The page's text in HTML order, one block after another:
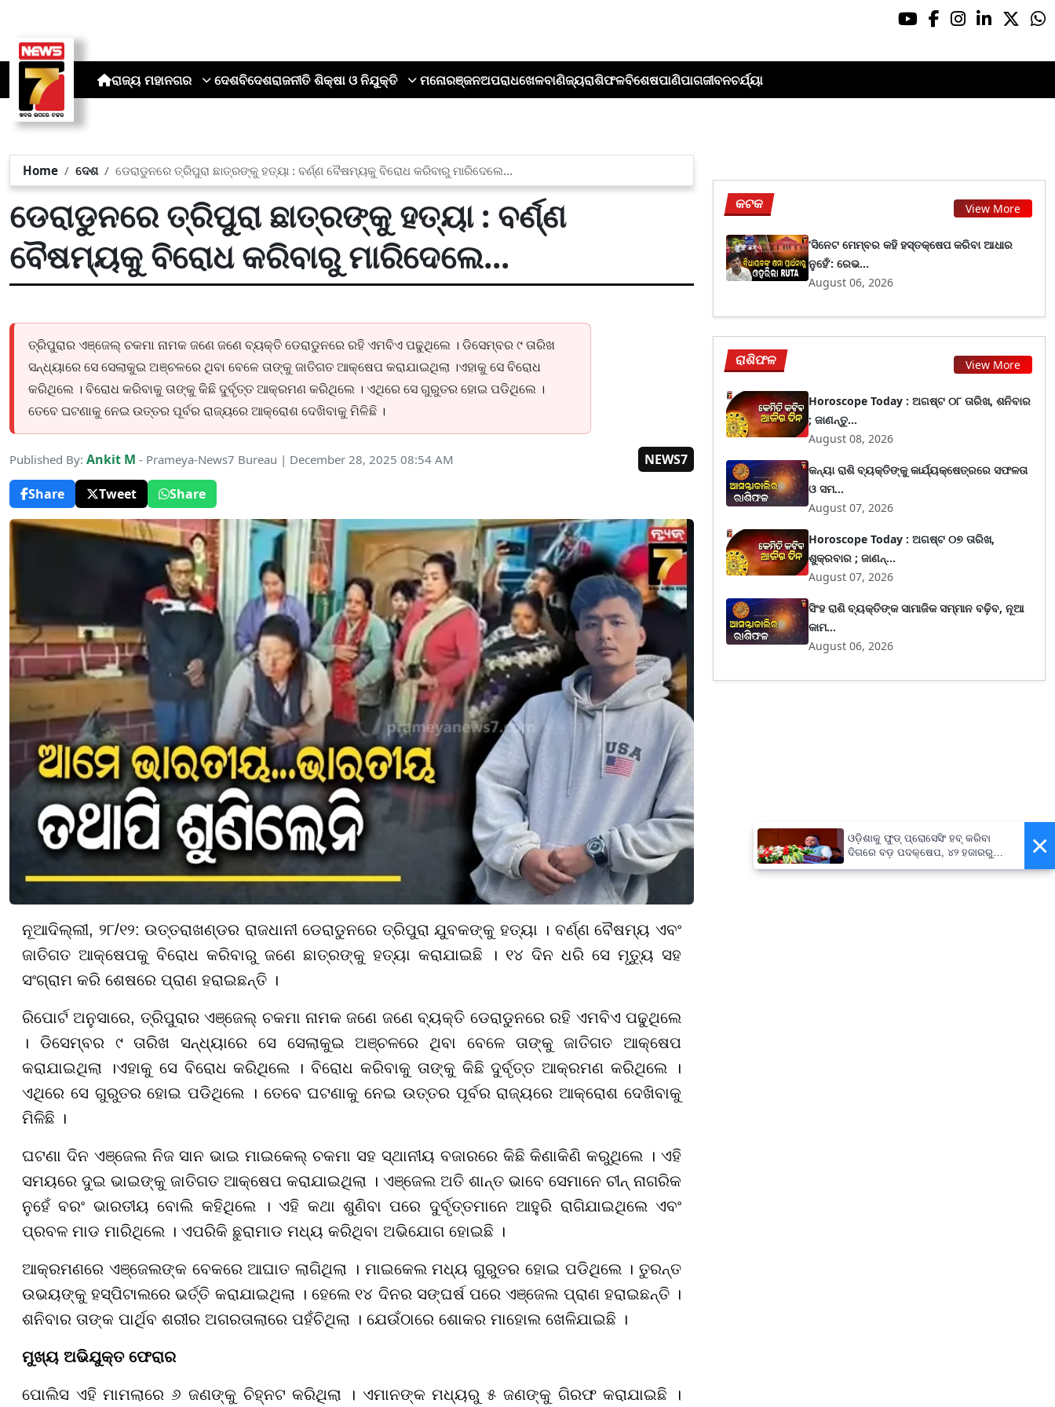
ରାଜ୍ୟ ମହାନଗର ଦେଶବିଦେଶରାଜନୀତି ଶିକ୍ଷା ଓ ନିଯୁକ୍ତି ମନୋରଞ୍ଜନଅପରାଧଖେଳବାଣିଜ୍ୟରାଶିଫଳବିଶେଷପାଣିପାଗଜୀବନଚର୍ଯ୍ୟା
Home ଦେଶ ଡେରାଡୁନରେ ତ୍ରିପୁରା ଛାତ୍ରଙ୍କୁ ହତ୍ୟା : ବର୍ଣ୍ଣ ବୈଷମ୍ୟକୁ ବିରୋଧ କରିବାରୁ ମାରିଦେଲେ...
ଡେରାଡୁନରେ ତ୍ରିପୁରା ଛାତ୍ରଙ୍କୁ ହତ୍ୟା : ବର୍ଣ୍ଣ
ବୈଷମ୍ୟକୁ ବିରୋଧ କରିବାରୁ ମାରିଦେଲେ...
ତ୍ରିପୁରାର ଏଞ୍ଜେଲ୍ ଚକମା ନାମକ ଜଣେ ଜଣେ ବ୍ୟକ୍ତି ଡେରାଡୁନରେ ରହି ଏମବିଏ ପଢୁଥିଲେ । ଡିସେମ୍ବର ୯ ତାରିଖ
ସନ୍ଧ୍ୟାରେ ସେ ସେଲାକୁଇ ଅଞ୍ଚଳରେ ଥିବା ବେଳେ ତାଙ୍କୁ ଜାତିଗତ ଆକ୍ଷେପ କରାଯାଇଥିଲା ।ଏହାକୁ ସେ ବିରୋଧ
କରିଥିଲେ । ବିରୋଧ କରିବାକୁ ତାଙ୍କୁ କିଛି ଦୁର୍ବୃତ୍ତ ଆକ୍ରମଣ କରିଥିଲେ । ଏଥିରେ ସେ ଗୁରୁତର ହୋଇ ପଡିଥିଲେ ।
ତେବେ ଘଟଣାକୁ ନେଇ ଉତ୍ତର ପୂର୍ବର ରାଜ୍ୟରେ ଆକ୍ରୋଶ ଦେଖିବାକୁ ମିଳିଛି ।
Published By: Ankit M - Prameya-News7 Bureau | December 28, 2025 08:54 AM
NEWS7
Share
Tweet Share
ନୂଆଦିଲ୍ଲୀ, ୨୮/୧୨: ଉତ୍ତରାଖଣ୍ଡର ରାଜଧାନୀ ଡେରାଡୁନରେ ତ୍ରିପୁରା ଯୁବକଙ୍କୁ ହତ୍ୟା । ବର୍ଣ୍ଣ ବୈଷମ୍ୟ ଏବଂ
ଜାତିଗତ ଆକ୍ଷେପକୁ ବିରୋଧ କରିବାରୁ ଜଣେ ଛାତ୍ରଙ୍କୁ ହତ୍ୟା କରାଯାଇଛି । ୧୪ ଦିନ ଧରି ସେ ମୃତ୍ୟୁ ସହ
ସଂଗ୍ରାମ କରି ଶେଷରେ ପ୍ରାଣ ହରାଇଛନ୍ତି ।
ରିପୋର୍ଟ ଅନୁସାରେ, ତ୍ରିପୁରାର ଏଞ୍ଜେଲ୍ ଚକମା ନାମକ ଜଣେ ଜଣେ ବ୍ୟକ୍ତି ଡେରାଡୁନରେ ରହି ଏମବିଏ ପଢୁଥିଲେ
। ଡିସେମ୍ବର ୯ ତାରିଖ ସନ୍ଧ୍ୟାରେ ସେ ସେଲାକୁଇ ଅଞ୍ଚଳରେ ଥିବା ବେଳେ ତାଙ୍କୁ ଜାତିଗତ ଆକ୍ଷେପ
କରାଯାଇଥିଲା ।ଏହାକୁ ସେ ବିରୋଧ କରିଥିଲେ । ବିରୋଧ କରିବାକୁ ତାଙ୍କୁ କିଛି ଦୁର୍ବୃତ୍ତ ଆକ୍ରମଣ କରିଥିଲେ ।
ଏଥିରେ ସେ ଗୁରୁତର ହୋଇ ପଡିଥିଲେ । ତେବେ ଘଟଣାକୁ ନେଇ ଉତ୍ତର ପୂର୍ବର ରାଜ୍ୟରେ ଆକ୍ରୋଶ ଦେଖିବାକୁ
ମିଳିଛି ।
ଘଟଣା ଦିନ ଏଞ୍ଜେଲ ନିଜ ସାନ ଭାଇ ମାଇକେଲ୍ ଚକମା ସହ ସ୍ଥାନୀୟ ବଜାରରେ କିଛି କିଣାକିଣି କରୁଥିଲେ । ଏହି
ସମୟରେ ଦୁଇ ଭାଇଙ୍କୁ ଜାତିଗତ ଆକ୍ଷେପ କରାଯାଇଥିଲା । ଏଞ୍ଜେଲ ଅତି ଶାନ୍ତ ଭାବେ ସେମାନେ ଚୀନ୍ ନାଗରିକ
ନୁହେଁ ବରଂ ଭାରତୀୟ ବୋଲି କହିଥିଲେ । ଏହି କଥା ଶୁଣିବା ପରେ ଦୁର୍ବୃତ୍ତମାନେ ଆହୁରି ରାଗିଯାଇଥିଲେ ଏବଂ
ପ୍ରବଳ ମାଡ ମାରିଥିଲେ । ଏପରିକି ଛୁରାମାଡ ମଧ୍ୟ କରିଥିବା ଅଭିଯୋଗ ହୋଇଛି ।
ଆକ୍ରମଣରେ ଏଞ୍ଜେଲଙ୍କ ବେକରେ ଆଘାତ ଲାଗିଥିଲା । ମାଇକେଲ ମଧ୍ୟ ଗୁରୁତର ହୋଇ ପଡିଥିଲେ । ତୁରନ୍ତ
ଉଭୟଙ୍କୁ ହସ୍ପିଟାଲରେ ଭର୍ତ୍ତି କରାଯାଇଥିଲା । ହେଲେ ୧୪ ଦିନର ସଙ୍ଘର୍ଷ ପରେ ଏଞ୍ଜେଲ ପ୍ରାଣ ହରାଇଛନ୍ତି ।
ଶନିବାର ତାଙ୍କ ପାର୍ଥିବ ଶରୀର ଅଗରତାଲାରେ ପହଁଚିଥିଲା । ଯେଉଁଠାରେ ଶୋକର ମାହୋଲ ଖେଳିଯାଇଛି ।
ମୁଖ୍ୟ ଅଭିଯୁକ୍ତ ଫେରାର
ପୋଲିସ ଏହି ମାମଲାରେ ୬ ଜଣଙ୍କୁ ଚିହ୍ନଟ କରିଥିଲା । ଏମାନଙ୍କ ମଧ୍ୟରୁ ୫ ଜଣଙ୍କୁ ଗିରଫ କରାଯାଇଛି ।
କଟକ View More
‘ସିନେଟ ମେମ୍ବର କହି ହସ୍ତକ୍ଷେପ କରିବା ଆଧାର
ନୁହେଁ’: ରେଭ...
August 06, 2026
ରାଶିଫଳ View More
Horoscope Today : ଅଗଷ୍ଟ ୦୮ ତାରିଖ, ଶନିବାର
; ଜାଣନ୍ତୁ...
August 08, 2026
କନ୍ୟା ରାଶି ବ୍ୟକ୍ତିଙ୍କୁ କାର୍ଯ୍ୟକ୍ଷେତ୍ରରେ ସଫଳତା
ଓ ସମ...
August 07, 2026
Horoscope Today : ଅଗଷ୍ଟ ୦୭ ତାରିଖ,
ଶୁକ୍ରବାର ; ଜାଣନ୍...
August 07, 2026
ସିଂହ ରାଶି ବ୍ୟକ୍ତିଙ୍କ ସାମାଜିକ ସମ୍ମାନ ବଢ଼ିବ, ନୂଆ
କାମ...
August 06, 2026
×
ଓଡ଼ିଶାକୁ ଫୁଡ୍ ପ୍ରୋସେସିଂ ହବ୍ କରିବା
ଦିଗରେ ବଡ଼ ପଦକ୍ଷେପ, ୪୨ ହଜାରରୁ
ଅଧିକ ନିଯୁକ୍ତି ସୁଯୋଗ